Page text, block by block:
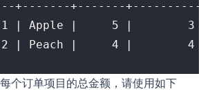
个订单项目的总金额，请使用如下